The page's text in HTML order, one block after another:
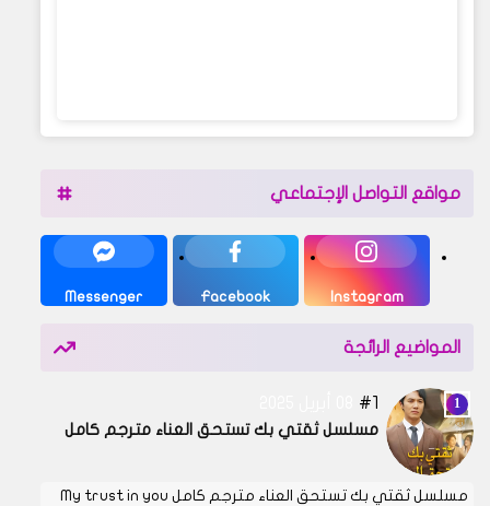
مواقع التواصل الإجتماعي
Instagram
Facebook
Messenger
المواضيع الرائجة
1
مسلسل ثقتي بك تستحق العناء مترجم كامل
مسلسل ثقتي بك تستحق العناء مترجم كامل My trust in you